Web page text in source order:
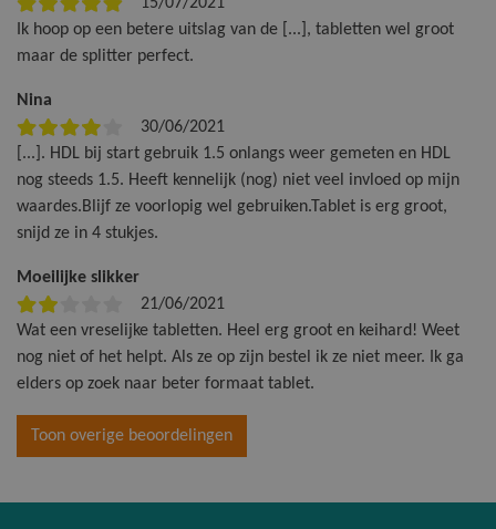
Ik hoop op een betere uitslag van de [...], tabletten wel groot
maar de splitter perfect.
Nina
30/06/2021
[...]. HDL bij start gebruik 1.5 onlangs weer gemeten en HDL
nog steeds 1.5. Heeft kennelijk (nog) niet veel invloed op mijn
waardes.Blijf ze voorlopig wel gebruiken.Tablet is erg groot,
snijd ze in 4 stukjes.
Moeilijke slikker
21/06/2021
Wat een vreselijke tabletten. Heel erg groot en keihard! Weet
nog niet of het helpt. Als ze op zijn bestel ik ze niet meer. Ik ga
elders op zoek naar beter formaat tablet.
Toon overige beoordelingen